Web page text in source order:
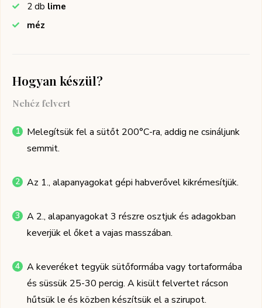
2 db lime
méz
Hogyan készül?
Nehéz felvert
Melegítsük fel a sütőt 200°C-ra, addig ne csináljunk
semmit.
Az 1., alapanyagokat gépi habverővel kikrémesítjük.
A 2., alapanyagokat 3 részre osztjuk és adagokban
keverjük el őket a vajas masszában.
A keveréket tegyük sütőformába vagy tortaformába
és süssük 25-30 percig. A kisült felvertet rácson
hűtsük le és közben készítsük el a szirupot.